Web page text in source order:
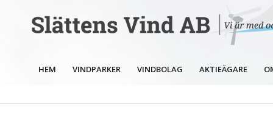
HEM VINDPARKER VINDBOLAG AKTIEÄGARE